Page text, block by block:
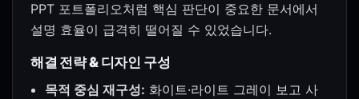
PPT 포트폴리오처럼 핵심 판단이 중요한 문서에서
설명 효율이 급격히 떨어질 수 있었습니다.
해결 전략 & 디자인 구성
목적 중심 재구성: 화이트·라이트 그레이 보고 사